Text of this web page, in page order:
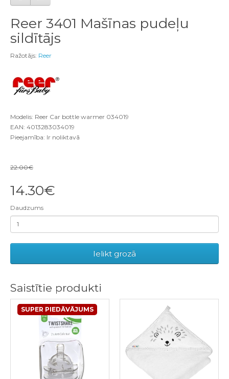
Reer 3401 Mašīnas pudeļu
sildītājs
Ražotājs: Reer
Modelis: Reer Car bottle warmer 034019
EAN: 4013283034019
Pieejamība: Ir noliktavā
22.00€
14.30€
Daudzums
Ielikt grozā
Saistītie produkti
SUPER PIEDĀVĀJUMS